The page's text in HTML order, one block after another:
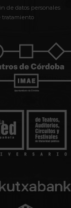
de datos personales
tratamiento